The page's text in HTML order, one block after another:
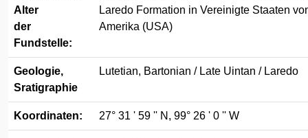
Alter
der
Fundstelle:
Laredo Formation in Vereinigte Staaten
Amerika (USA)
Geologie,
Sratigraphie
Lutetian, Bartonian / Late Uintan / Laredo
Koordinaten: 27° 31 ' 59 '' N, 99° 26 ' 0 '' W